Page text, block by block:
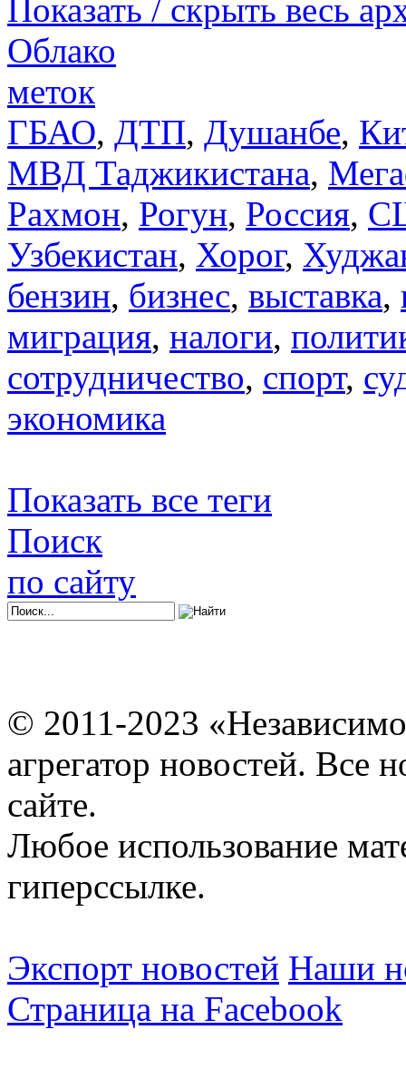
Показать / скрыть весь
Облако
меток
ГБАО, ДТП, Душанбе,
МВД Таджикистана,
Рахмон, Рогун, Россия,
Узбекистан, Хорог,
бензин, бизнес, выставка,
миграция, налоги,
сотрудничество, спорт,
экономика
Показать все теги
Поиск
по сайту
© 2011-2023
агрегатор новостей. Все
сайте.
Любое использование
гиперссылке.
Экспорт новостей Наши
Страница на Facebook